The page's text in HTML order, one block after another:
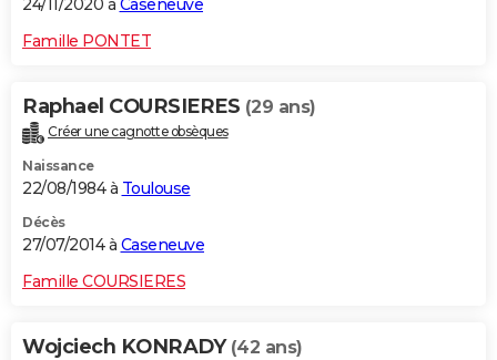
24/11/2020 à Caseneuve
Famille PONTET
Raphael COURSIERES (29 ans)
Créer une cagnotte obsèques
Naissance
22/08/1984 à Toulouse
Décès
27/07/2014 à Caseneuve
Famille COURSIERES
Wojciech KONRADY (42 ans)